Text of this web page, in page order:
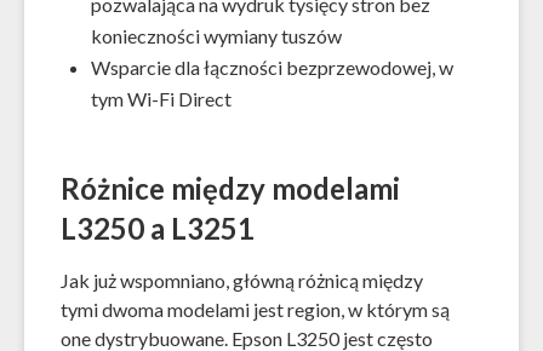
konieczności wymiany tuszów
Wsparcie dla łączności bezprzewodowej, w
tym Wi-Fi Direct
Różnice między modelami
L3250 a L3251
Jak już wspomniano, główną różnicą między
tymi dwoma modelami jest region, w którym są
one dystrybuowane. Epson L3250 jest często